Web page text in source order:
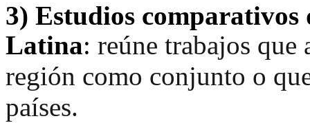
3) Estudios
Latina: reúne trabajos que
región como conjunto o
países.